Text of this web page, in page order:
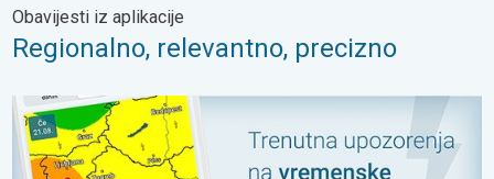
Obavijesti iz aplikacije
Regionalno, relevantno, precizno
Karta s upozorenjima na nevrijeme. Ovdje prijeti opasnost. . .